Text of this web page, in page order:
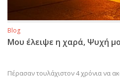
Blog
Μου έλειψε η χαρά, Ψυχή
Πέρασαν τουλάχιστον 4 χρόνια να